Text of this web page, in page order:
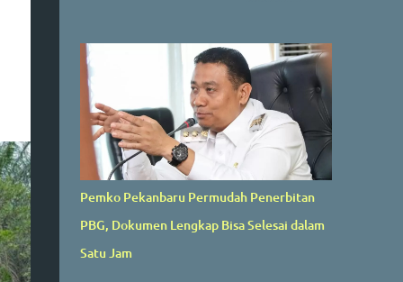
melawan Badan Pendapatan Daerah
(Bapenda) Kabupaten Kampar. Laga yang
berlangsung di Lapangan Triple A (3A) Mini
Soccer, Batu Belah, Kecamatan Kampar,
Kamis (23/7/2026), menjadi ajang
mempererat silaturahmi sekaligus menjaga
kebugaran jasmani bagi Aparatur Sipil
Negara (ASN) dan PPPK di lingkungan
Pemerintah Kabupaten Kampar. Sejak peluit
awal dibunyikan yang dipimpin wasit
Pemko Pekanbaru Permudah Penerbitan
PBG, Dokumen Lengkap Bisa Selesai dalam
Satu Jam